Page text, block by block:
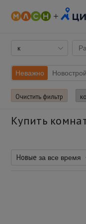
к
Неважно
Очистить фильтр
Купить
Новые за все время